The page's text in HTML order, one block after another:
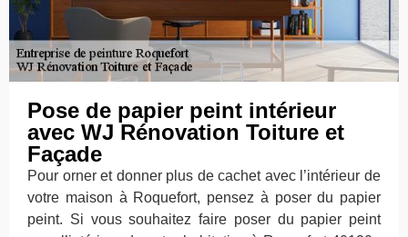
Pose de papier peint intérieur
avec WJ Rénovation Toiture et
Façade
Pour orner et donner plus de cachet avec l’intérieur de
votre maison à Roquefort, pensez à poser du papier
peint. Si vous souhaitez faire poser du papier peint